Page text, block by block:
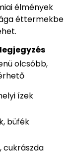
élmények
éttermekbe
olcsóbb,
ízek
büfék
cukrászda